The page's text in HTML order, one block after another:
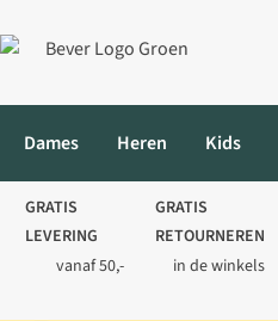
Dames Heren Kids
GRATIS
LEVERING
vanaf 50,-
GRATIS
RETOURNEREN
in de winkels